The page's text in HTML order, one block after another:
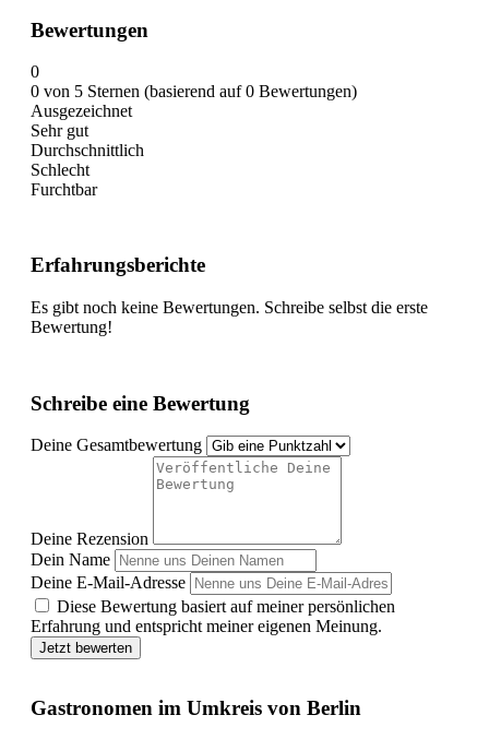
Bewertungen
0
0 von 5 Sternen (basierend auf 0 Bewertungen)
Ausgezeichnet
Sehr gut
Durchschnittlich
Schlecht
Furchtbar
Erfahrungsberichte
Es gibt noch keine Bewertungen. Schreibe selbst die erste
Bewertung!
Schreibe eine Bewertung
Deine Gesamtbewertung
Deine Rezension
Dein Name
Deine E-Mail-Adresse
Diese Bewertung basiert auf meiner persönlichen
Erfahrung und entspricht meiner eigenen Meinung.
Jetzt bewerten
Gastronomen im Umkreis von Berlin